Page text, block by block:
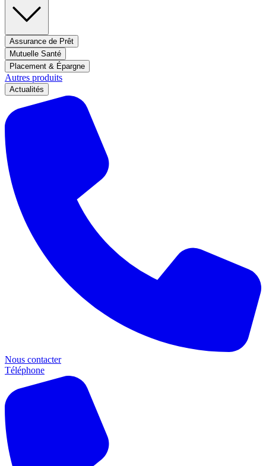
Assurance de Prêt
Mutuelle Santé
Placement & Épargne
Autres produits
Actualités
Nous contacter
Téléphone